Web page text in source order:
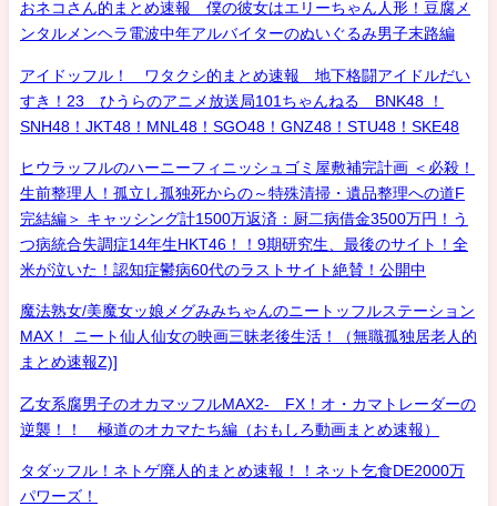
おネコさん的まとめ速報 僕の彼女はエリーちゃん人形！豆腐メ
ンタルメンヘラ電波中年アルバイターのぬいぐるみ男子末路編
アイドッフル！ ワタクシ的まとめ速報 地下格闘アイドルだい
すき！23 ひうらのアニメ放送局101ちゃんねる BNK48 ！
SNH48！JKT48！MNL48！SGO48！GNZ48！STU48！SKE48
ヒウラッフルのハーニーフィニッシュゴミ屋敷補完計画 ＜必殺！
生前整理人！孤立し孤独死からの～特殊清掃・遺品整理への道F
完結編＞ キャッシング計1500万返済：厨二病借金3500万円！う
つ病統合失調症14年生HKT46！！9期研究生、最後のサイト！全
米が泣いた！認知症鬱病60代のラストサイト絶賛！公開中
魔法熟女/美魔女ッ娘メグみみちゃんのニートッフルステーション
MAX！ ニート仙人仙女の映画三昧老後生活！（無職孤独居老人的
まとめ速報Z)]
乙女系腐男子のオカマッフルMAX2- FX！オ・カマトレーダーの
逆襲！！ 極道のオカマたち編（おもしろ動画まとめ速報）
タダッフル！ネトゲ廃人的まとめ速報！！ネット乞食DE2000万
パワーズ！